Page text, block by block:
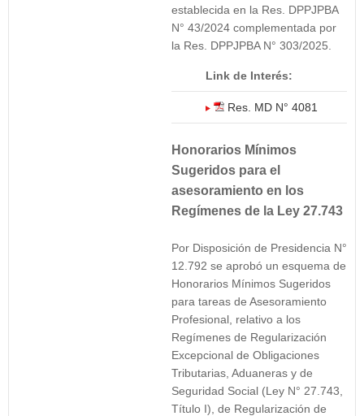
establecida en la Res. DPPJPBA
N° 43/2024 complementada por
la Res. DPPJPBA N° 303/2025.
Link de Interés:
Res. MD N° 4081
Honorarios Mínimos
Sugeridos para el
asesoramiento en los
Regímenes de la Ley 27.743
Por Disposición de Presidencia N°
12.792 se aprobó un esquema de
Honorarios Mínimos Sugeridos
para tareas de Asesoramiento
Profesional, relativo a los
Regímenes de Regularización
Excepcional de Obligaciones
Tributarias, Aduaneras y de
Seguridad Social (Ley N° 27.743,
Título I), de Regularización de